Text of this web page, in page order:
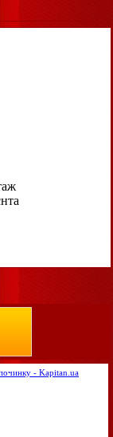
- Kapitan.ua